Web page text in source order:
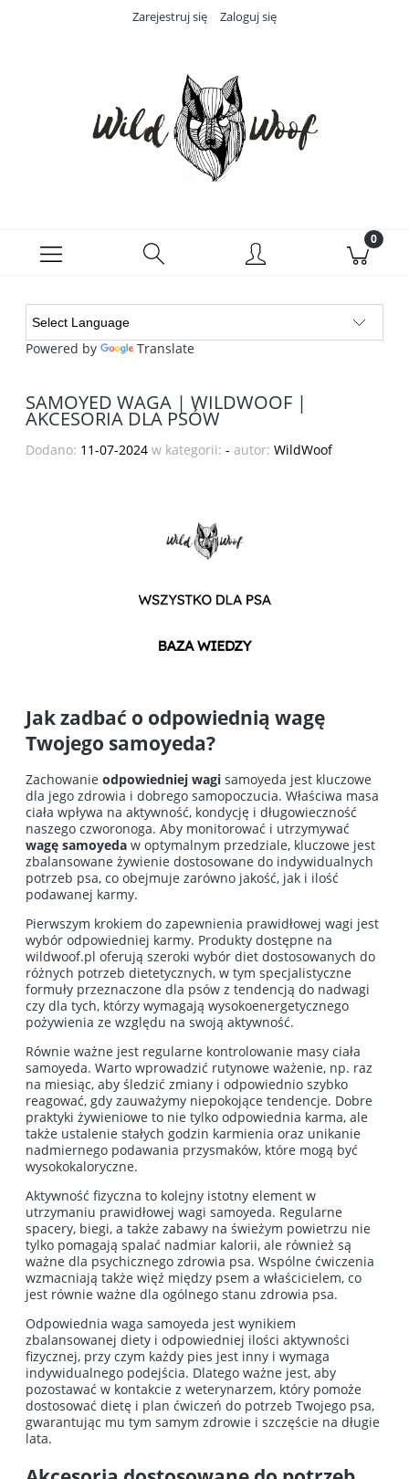
Zarejestruj się Zaloguj się
Powered by Translate
SAMOYED WAGA | WILDWOOF |
AKCESORIA DLA PSÓW
Dodano: 11-07-2024 w kategorii: - autor: WildWoof
Jak zadbać o odpowiednią wagę
Twojego samoyeda?
Zachowanie odpowiedniej wagi samoyeda jest kluczowe
dla jego zdrowia i dobrego samopoczucia. Właściwa masa
ciała wpływa na aktywność, kondycję i długowieczność
naszego czworonoga. Aby monitorować i utrzymywać
wagę samoyeda w optymalnym przedziale, kluczowe jest
zbalansowane żywienie dostosowane do indywidualnych
potrzeb psa, co obejmuje zarówno jakość, jak i ilość
podawanej karmy.
Pierwszym krokiem do zapewnienia prawidłowej wagi jest
wybór odpowiedniej karmy. Produkty dostępne na
wildwoof.pl oferują szeroki wybór diet dostosowanych do
różnych potrzeb dietetycznych, w tym specjalistyczne
formuły przeznaczone dla psów z tendencją do nadwagi
czy dla tych, którzy wymagają wysokoenergetycznego
pożywienia ze względu na swoją aktywność.
Równie ważne jest regularne kontrolowanie masy ciała
samoyeda. Warto wprowadzić rutynowe ważenie, np. raz
na miesiąc, aby śledzić zmiany i odpowiednio szybko
reagować, gdy zauważymy niepokojące tendencje. Dobre
praktyki żywieniowe to nie tylko odpowiednia karma, ale
także ustalenie stałych godzin karmienia oraz unikanie
nadmiernego podawania przysmaków, które mogą być
wysokokaloryczne.
Aktywność fizyczna to kolejny istotny element w
utrzymaniu prawidłowej wagi samoyeda. Regularne
spacery, biegi, a także zabawy na świeżym powietrzu nie
tylko pomagają spalać nadmiar kalorii, ale również są
ważne dla psychicznego zdrowia psa. Wspólne ćwiczenia
wzmacniają także więź między psem a właścicielem, co
jest równie ważne dla ogólnego stanu zdrowia psa.
Odpowiednia waga samoyeda jest wynikiem
zbalansowanej diety i odpowiedniej ilości aktywności
fizycznej, przy czym każdy pies jest inny i wymaga
indywidualnego podejścia. Dlatego ważne jest, aby
pozostawać w kontakcie z weterynarzem, który pomoże
dostosować dietę i plan ćwiczeń do potrzeb Twojego psa,
gwarantując mu tym samym zdrowie i szczęście na długie
lata.